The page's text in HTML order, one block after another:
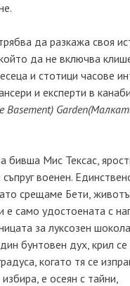
да разкажа своя
да не включва
и стотици часове
и експерти в
Basement) Garden
бивша Мис Тексас,
военен.
срещаме Бети,
е само удостоената с
за луксозен
бунтовен дух, крил
когато тя се
е осеян с тайни,